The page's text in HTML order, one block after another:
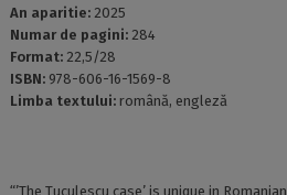
An aparitie: 2025
Numar de pagini: 284
Format: 22,5/28
ISBN: 978-606-16-1569-8
Limba textului: română, engleză
“’The Țuculescu case’ is unique in